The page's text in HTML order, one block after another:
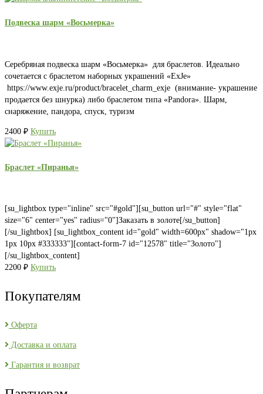
Подвеска шарм «Восьмерка»
Серебряная подвеска шарм «Восьмерка» для браслетов. Идеально
сочетается с браслетом наборных украшений «ExJe»
https://www.exje.ru/product/bracelet_charm_exje (внимание- украшение
продается без шнурка) либо браслетом типа «Pandora». Шарм,
снаряжение, пандора, спуск, туризм
2400 ₽ Купить
Браслет «Пиранья»
[su_lightbox type="inline" src="#gold"][su_button url="#" style="flat"
size="6" center="yes" radius="0"]Заказать в золоте[/su_button]
[/su_lightbox] [su_lightbox_content id="gold" width=600px" shadow="1px
1px 10px #333333"][contact-form-7 id="12578" title="Золото"]
[/su_lightbox_content]
2200 ₽ Купить
Покупателям
Оферта
Доставка и оплата
Гарантия и возврат